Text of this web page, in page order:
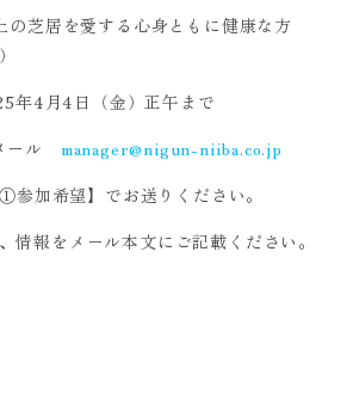
の芝居を愛する心身ともに健康な方
年4月4日（金）正午まで
ール manager@nigun-niiba.co.jp
加希望】でお送りください。
情報をメール本文にご記載ください。